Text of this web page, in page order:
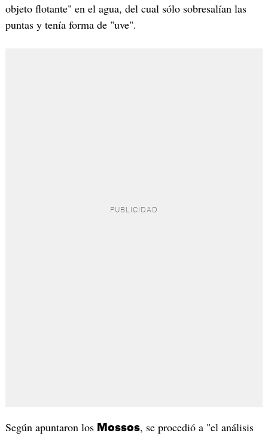
objeto flotante" en el agua, del cual sólo sobresalían las
puntas y tenía forma de "uve".
Según apuntaron los Mossos, se procedió a "el análisis